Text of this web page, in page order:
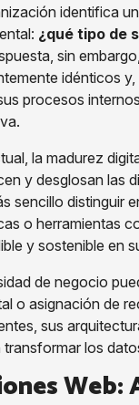
identifica
¿qué tipo de
sin
idénticos
procesos
la madurez
y desglosan las
sencillo distinguir
o herramientas
y sostenible en
de negocio
o asignación de
sus
transformar los